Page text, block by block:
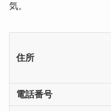
気。
住所
電話番号